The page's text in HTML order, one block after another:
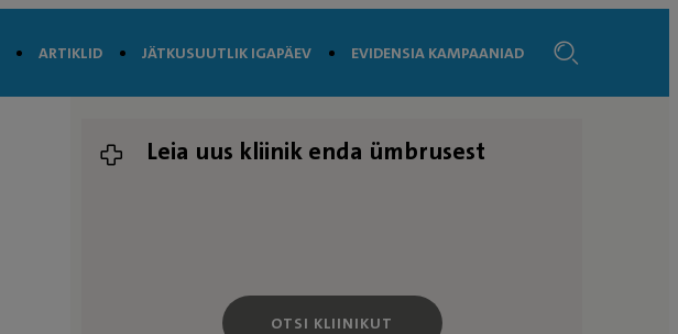
ARTIKLID JÄTKUSUUTLIK IGAPÄEV EVIDENSIA KAMPAANIAD
Leia uus kliinik enda ümbrusest
OTSI KLIINIKUT